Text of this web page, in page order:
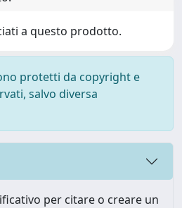
a questo prodotto.
protetti da copyright e
salvo diversa
per citare o creare un